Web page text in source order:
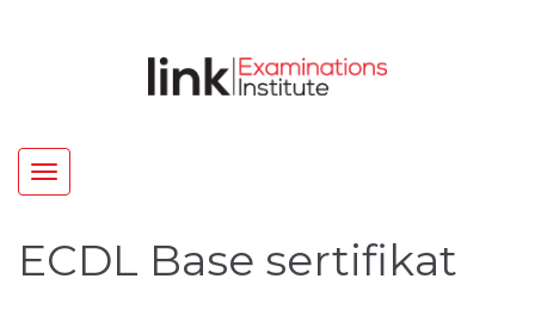
Toggle
navigation
ECDL Base sertifikat